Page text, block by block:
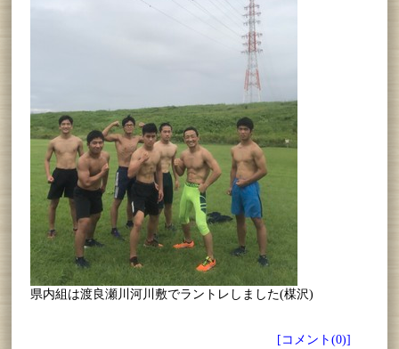
県内組は渡良瀬川河川敷でラントレしました(楳沢)
[コメント(0)]